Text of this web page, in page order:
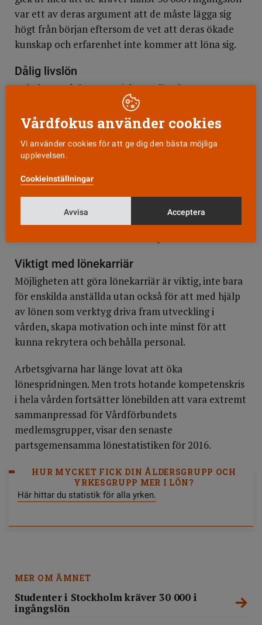
var ett av deras argument att de måste lägga sig
högt från början eftersom de vet att deras ökade
kunskap och erfarenhet inte kommer att löna sig.
Dålig livslön
Och det är så det ser ut i dag. Enligt den
livslönerapport som Vårdförbundet publicerade i
mars i år ökar en sjuksköterska sin lön med i
medan andra jämförbara yrkesgrupper fördubblar
sin lön under samma tid.
gå in i yrket med en lön på 30 000 skulle en 40-
procenting livslöneökning ge en lön på
Viktigt med lönekarriär
Möjligheten att göra lönekarriär är viktig, inte bara
för enskilda anställda utan också för att med hjälp
av lönen som verktyg driva fram utveckling i
vården, skapa motivation och inte minst för att
kunna rekrytera och behålla personal.
Arbetsgivarna har länge lovat att öka
lönespridningen. Men trots hotande kompetenskris
i hela vården fortsätter lönebilden att vara extremt
sammanpressad för Vårdförbundets
medlemsgrupper, visar den senaste
partsgemensamma lönestatistiken för 2016.
HUR MYCKET FICK DIN ÅLDERSGRUPP OCH
YRKESGRUPP MER I LÖN?
Här hittar du statistik för alla yrken.
MER OM ÄMNET
Studenter i Stockholm kräver 30 000 i
ingångslön
Vårdfokus använder cookies
Vi använder cookies för att ge dig den bästa möjliga
upplevelsen.
Cookieinställningar
Avvisa Acceptera